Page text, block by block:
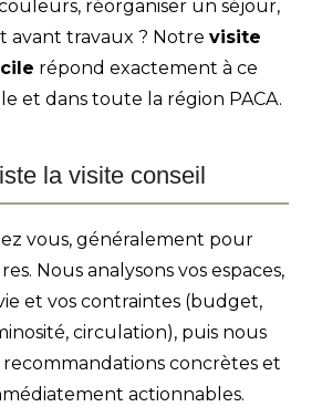
réorganiser un séjour,
avant travaux ? Notre visite
répond exactement à ce
et dans toute la région PACA.
la visite conseil
vous, généralement pour
Nous analysons vos espaces,
et vos contraintes (budget,
circulation), puis nous
recommandations concrètes et
actionnables.